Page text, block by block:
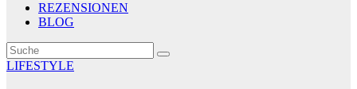
REZENSIONEN
BLOG
LIFESTYLE